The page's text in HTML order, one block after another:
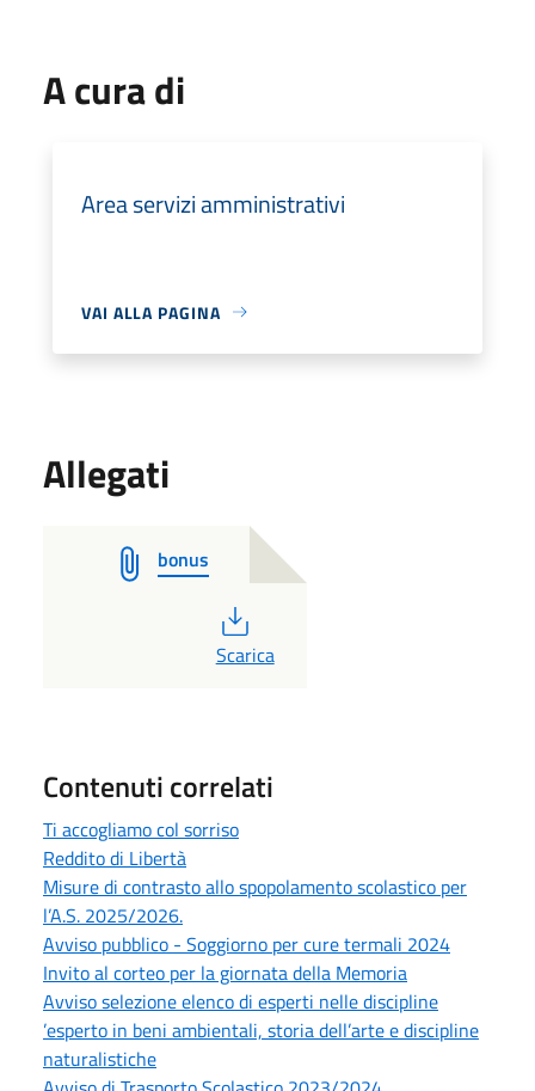
A cura di
Area servizi amministrativi
VAI ALLA PAGINA
Allegati
bonus
PDF
Scarica
Contenuti correlati
Ti accogliamo col sorriso
Reddito di Libertà
Misure di contrasto allo spopolamento scolastico per
l’A.S. 2025/2026.
Avviso pubblico - Soggiorno per cure termali 2024
Invito al corteo per la giornata della Memoria
Avviso selezione elenco di esperti nelle discipline
’esperto in beni ambientali, storia dell’arte e discipline
naturalistiche